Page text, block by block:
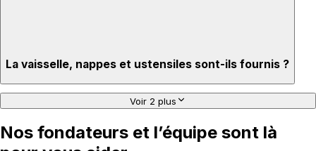
La vaisselle, nappes et ustensiles sont-ils fournis ?
Voir 2 plus
Nos fondateurs et l’équipe sont là